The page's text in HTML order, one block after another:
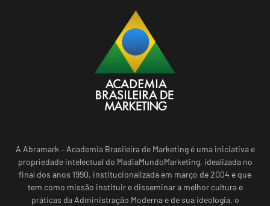
A Abramark – Academia Brasileira de Marketing é uma iniciativa e
propriedade intelectual do MadiaMundoMarketing, idealizada no
final dos anos 1990, institucionalizada em março de 2004 e que
tem como missão instituir e disseminar a melhor cultura e
práticas da Administração Moderna e de sua ideologia, o